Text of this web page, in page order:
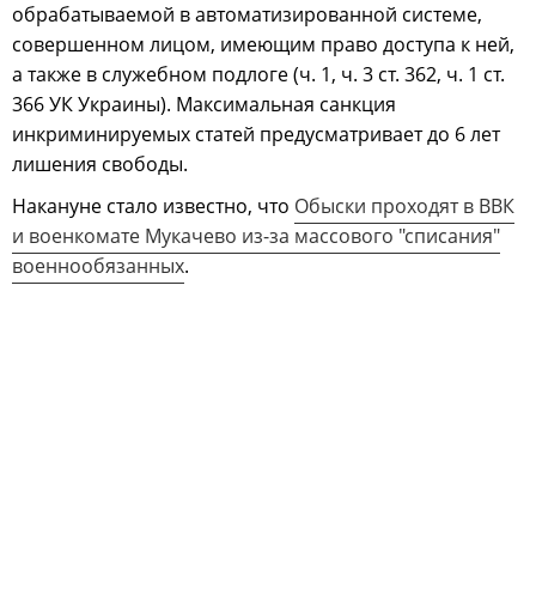
обрабатываемой в автоматизированной системе,
совершенном лицом, имеющим право доступа к ней,
а также в служебном подлоге (ч. 1, ч. 3 ст. 362, ч. 1 ст.
366 УК Украины). Максимальная санкция
инкриминируемых статей предусматривает до 6 лет
лишения свободы.
Накануне стало известно, что Обыски проходят в ВВК
и военкомате Мукачево из-за массового "списания"
военнообязанных.